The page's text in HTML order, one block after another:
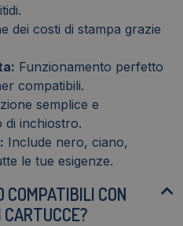
dei costi di stampa grazie
Funzionamento perfetto
compatibili.
semplice e
di inchiostro.
Include nero, ciano,
le tue esigenze.
COMPATIBILI CON
CARTUCCE?